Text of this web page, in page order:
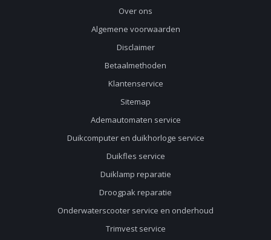
Over ons
Algemene voorwaarden
Disclaimer
Betaalmethoden
Klantenservice
Sitemap
Ademautomaten service
Duikcomputer en duikhorloge service
Duikfles service
Duiklamp reparatie
Droogpak reparatie
Onderwaterscooter service en onderhoud
Trimvest service